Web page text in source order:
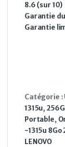
8.6 (sur 10)
Garantie
Garantie
Catégorie :
1315u,
Portable,
-1315u 8Go
LENOVO